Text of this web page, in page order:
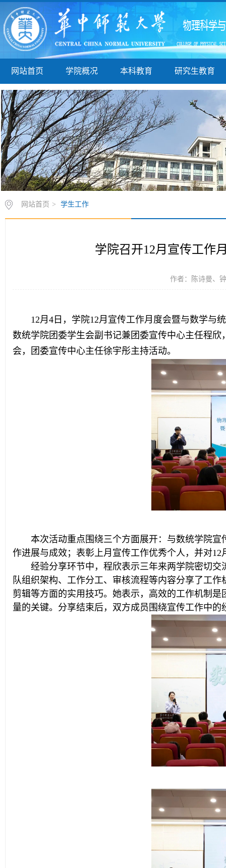
网站首页 学院概况 本科教育 研究生教育
网站首页 > 学生工作
学院召开12月宣传工作
作者：陈诗曼、
12月4日，学院12月宣传工作月度会暨与数学与
数统学院团委学生会副书记兼团委宣传中心主任程
会，团委宣传中心主任徐宇彤主持活动。
本次活动重点围绕三个方面展开：与数统学院
作进展与成效；表彰上月宣传工作优秀个人，并对
经验分享环节中，程欣表示三年来两学院密切
队组织架构、工作分工、审核流程等内容分享了工
剪辑等方面的实用技巧。她表示，高效的工作机制
量的关键。分享结束后，双方成员围绕宣传工作中